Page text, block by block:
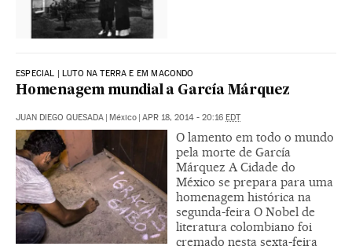
ESPECIAL | LUTO NA TERRA E EM MACONDO
Homenagem mundial a García Márquez
JUAN DIEGO QUESADA | México | APR 18, 2014 - 20:16 EDT
O lamento em todo o mundo
pela morte de García
Márquez A Cidade do
México se prepara para uma
homenagem histórica na
segunda-feira O Nobel de
literatura colombiano foi
cremado nesta sexta-feira